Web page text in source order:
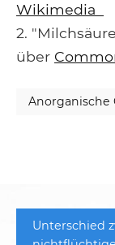
Wikimedia
2.
über
Anorganische
Unterschied